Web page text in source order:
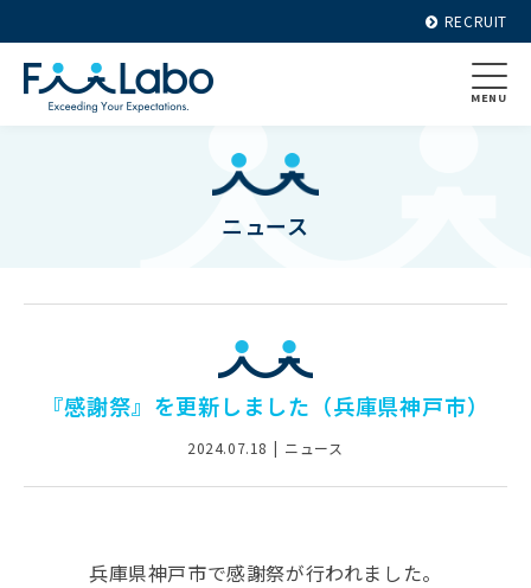
RECRUIT
MENU
ニュース
『感謝祭』を更新しました（兵庫県神戸市）
2024.07.18 ニュース
兵庫県神戸市で感謝祭が行われました。